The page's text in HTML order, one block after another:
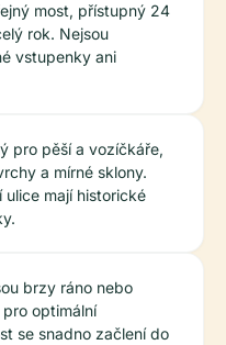
most, přístupný 24
rok. Nejsou
vstupenky ani
pro pěší a vozíčkáře,
a mírné sklony.
ulice mají historické
brzy ráno nebo
optimální
se snadno začlení do